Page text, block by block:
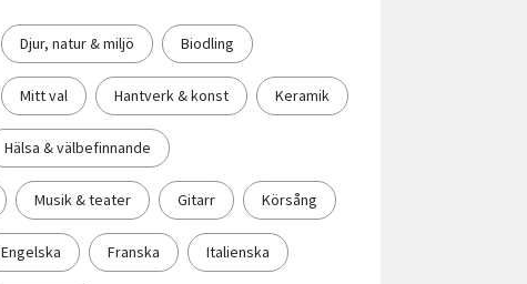
Djur, natur & miljö Biodling
Mitt val Hantverk & konst Keramik
Hälsa & välbefinnande
Musik & teater Gitarr Körsång
Engelska Franska Italienska